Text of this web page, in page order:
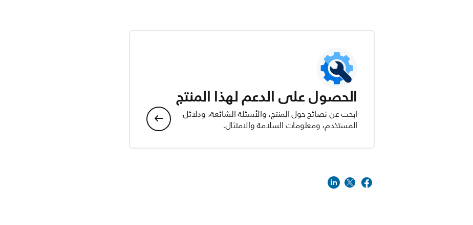
الحصول على الدعم لهذا المنتج
ابحث عن نصائح حول المنتج، والأسئلة الشائعة، ودلائل
المستخدم، ومعلومات السلامة والامتثال.